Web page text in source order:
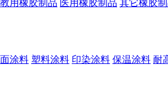
用橡胶制品 医用橡胶制品 其它橡胶
涂料 塑料涂料 印染涂料 保温涂料 耐